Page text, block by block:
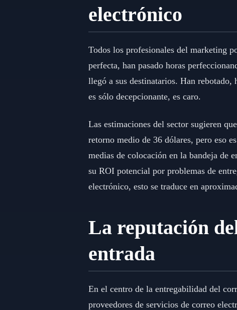
electrónico
Todos los profesionales del marketing
perfecta, han pasado horas
llegó a sus destinatarios. Han
es sólo decepcionante, es caro.
Las estimaciones del sector sugieren
retorno medio de 36 dólares, pero eso
medias de colocación en la bandeja de
su ROI potencial por problemas de
electrónico, esto se traduce en
La reputación
entrada
En el centro de la entregabilidad del
proveedores de servicios de correo